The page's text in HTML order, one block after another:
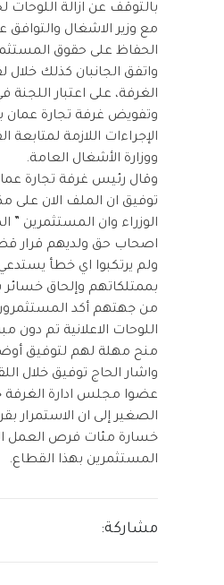
بالتوقف عن ازالة اللوحات
مع وزير الاشغال
الحفاظ على حقوق
واتفق الجانبان كذلك
الغرفة، على اعتبار اللجنة
وتفويض غرفة تجارة عمان
الإجراءات اللازمة لمتابعة
ووزارة الأشغال العامة.
وقال رئيس غرفة تجارة
توفيق ان الملف الان على
الوزراء وان المستثمرين ”
اصحاب حق ولديهم قرار
ولم يرتكبوا اي خطأ يستدعي
بممتلكاتهم وإلحاق خسائر
من جهتهم أكد المستثمرون
اللوحات الاعلانية تم دون
منح مهلة لهم لتوفيق
واشار الحاج توفيق خلال
عضوا مجلس ادارة الغرفة
الصغير إلى ان الاستمرار
خسارة مئات فرص العمل
المستثمرين بهذا القطاع.
مشاركة: